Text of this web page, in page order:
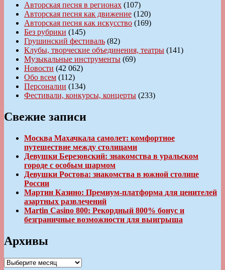
Авторская песня в регионах (107)
Авторская песня как движение (120)
Авторская песня как искусство (169)
Без рубрики (145)
Грушинский фестиваль (82)
Клубы, творческие объединения, театры (141)
Музыкальные инструменты (69)
Новости (42 062)
Обо всем (112)
Персоналии (134)
Фестивали, конкурсы, концерты (233)
Свежие записи
Москва Махачкала самолет: комфортное
путешествие между столицами
Девушки Березовский: знакомства в уральском
городе с особым шармом
Девушки Ростова: знакомства в южной столице
России
Мартин Казино: Премиум-платформа для ценителей
азартных развлечений
Martin Casino 800: Рекордный 800% бонус и
безграничные возможности для выигрыша
Архивы
Архивы